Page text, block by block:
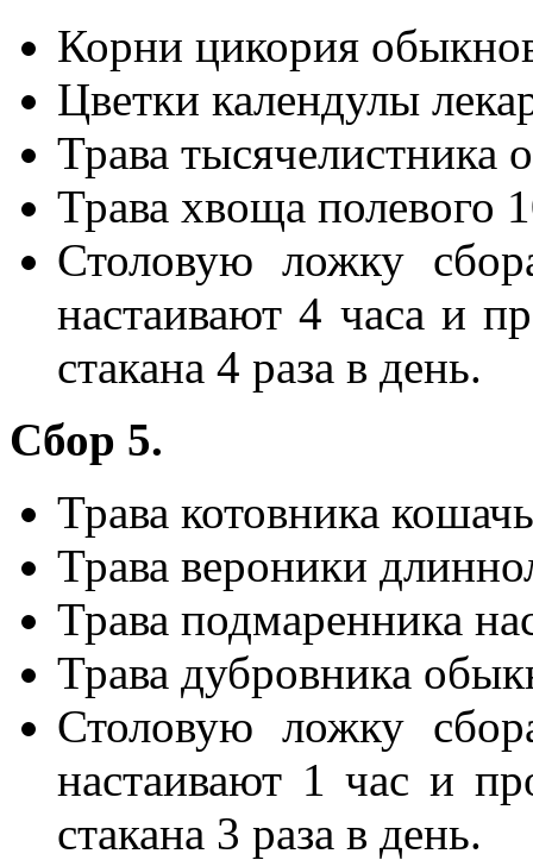
Корни цикория
Цветки календулы
Трава тысячелистника
Трава хвоща полевого
Столовую ложку
настаивают 4 часа и
стакана 4 раза в день.
Сбор 5.
Трава котовника
Трава вероники
Трава подмаренника
Трава дубровника
Столовую ложку
настаивают 1 час и
стакана 3 раза в день.